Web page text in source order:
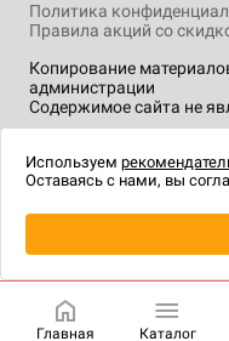
Копирование
администрации
Содержимое сайта не
Политика
Правила акций со
технологии.
Главная Каталог
Используем
Оставаясь с нами, вы